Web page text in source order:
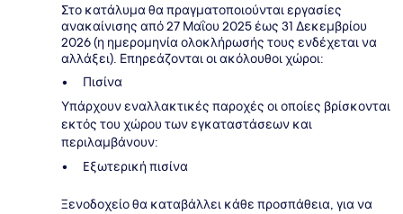
Στο κατάλυμα θα πραγματοποιούνται εργασίες
ανακαίνισης από 27 Μαΐου 2025 έως 31 Δεκεμβρίου
2026 (η ημερομηνία ολοκλήρωσής τους ενδέχεται να
αλλάξει). Επηρεάζονται οι ακόλουθοι χώροι:
Πισίνα
Υπάρχουν εναλλακτικές παροχές οι οποίες βρίσκονται
εκτός του χώρου των εγκαταστάσεων και
περιλαμβάνουν:
Eξωτερική πισίνα
Ξενοδοχείο θα καταβάλλει κάθε προσπάθεια, για να